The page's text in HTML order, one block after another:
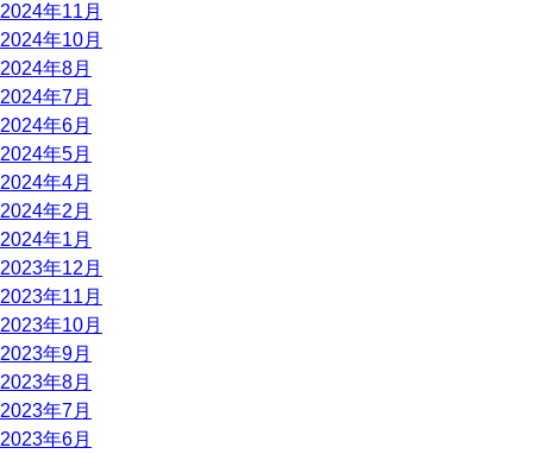
2024年11月
2024年10月
2024年8月
2024年7月
2024年6月
2024年5月
2024年4月
2024年2月
2024年1月
2023年12月
2023年11月
2023年10月
2023年9月
2023年8月
2023年7月
2023年6月